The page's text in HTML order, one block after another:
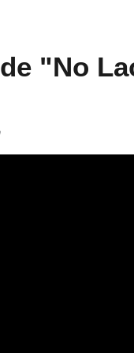
"No